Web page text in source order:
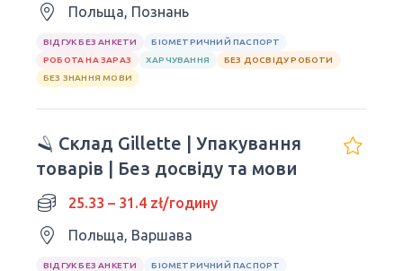
Польща, Познань
ВІДГУК БЕЗ АНКЕТИ
БІОМЕТРИЧНИЙ ПАСПОРТ
РОБОТА НА ЗАРАЗ
ХАРЧУВАННЯ
БЕЗ ДОСВІДУ РОБОТИ
БЕЗ ЗНАННЯ МОВИ
🪒 Склад Gillette | Упакування
товарів | Без досвіду та мови
25.33 – 31.4 zł/годину
Польща, Варшава
ВІДГУК БЕЗ АНКЕТИ
БІОМЕТРИЧНИЙ ПАСПОРТ